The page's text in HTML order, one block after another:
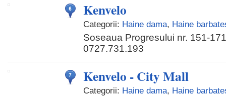
Kenvelo
Categorii: Haine dama, Haine
Soseaua Progresului nr. 151-171
0727.731.193
Kenvelo - City Mall
Categorii: Haine dama, Haine